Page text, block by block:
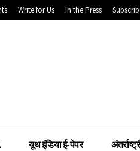
Write for Us In the Press
यूथ इंडिया ई-पेपर